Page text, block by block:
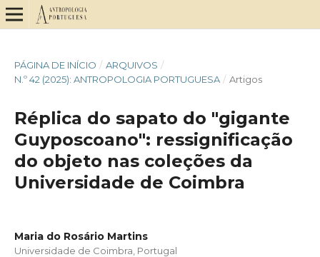
PÁGINA DE INÍCIO / ARQUIVOS /
N.º 42 (2025): ANTROPOLOGIA PORTUGUESA / Artigos
Réplica do sapato do "gigante
Guyposcoano": ressignificação
do objeto nas coleções da
Universidade de Coimbra
Maria do Rosário Martins
Universidade de Coimbra, Portugal